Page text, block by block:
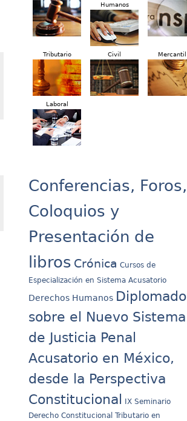
Humanos
Tributario Civil Mercantil
Laboral
Conferencias, Foros,
Coloquios y
Presentación de
libros Crónica Cursos de
Especialización en Sistema Acusatorio
Derechos Humanos Diplomado
sobre el Nuevo Sistema
de Justicia Penal
Acusatorio en México,
desde la Perspectiva
Constitucional
IX Seminario
Derecho Constitucional Tributario en